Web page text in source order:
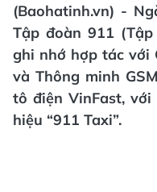
(Baohatinh.vn) -
Tập đoàn 911
ghi nhớ hợp tác với
và Thông minh
tô điện VinFast,
hiệu “911 Taxi”.